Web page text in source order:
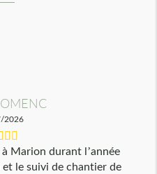
2026
Marion durant l’année
le suivi de chantier de